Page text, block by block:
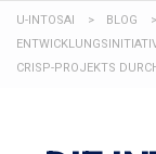
U-INTOSAI > BLOG >
CRISP-PROJEKTS